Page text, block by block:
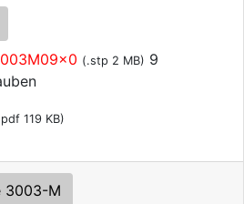
(.stp 2 MB) 9
119 KB)
3003-M